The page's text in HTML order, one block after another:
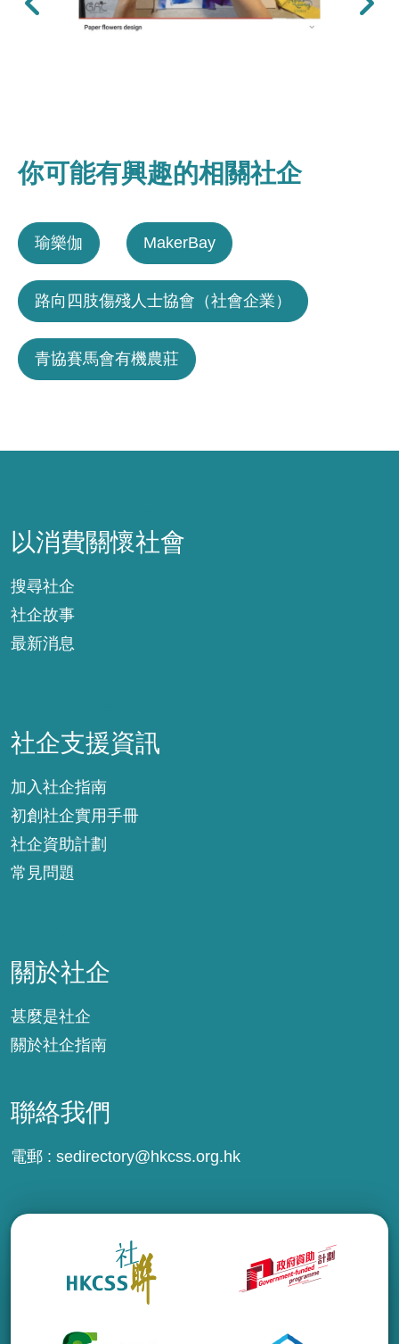
你可能有興趣的相關社企
瑜樂伽 MakerBay
路向四肢傷殘人士協會（社會企業）
青協賽馬會有機農莊
以消費關懷社會
搜尋社企
社企故事
最新消息
社企支援資訊
加入社企指南
初創社企實用手冊
社企資助計劃
常見問題
關於社企
甚麼是社企
關於社企指南
聯絡我們
電郵 : sedirectory@hkcss.org.hk